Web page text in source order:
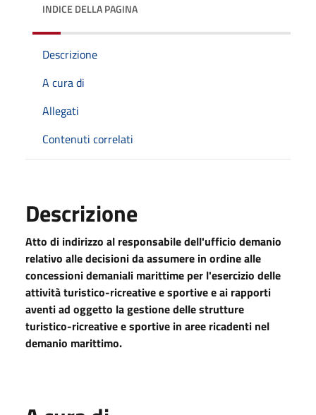
INDICE DELLA PAGINA
Descrizione
A cura di
Allegati
Contenuti correlati
Descrizione
Atto di indirizzo al responsabile dell'ufficio demanio
relativo alle decisioni da assumere in ordine alle
concessioni demaniali marittime per l'esercizio delle
attività turistico-ricreative e sportive e ai rapporti
aventi ad oggetto la gestione delle strutture
turistico-ricreative e sportive in aree ricadenti nel
demanio marittimo.